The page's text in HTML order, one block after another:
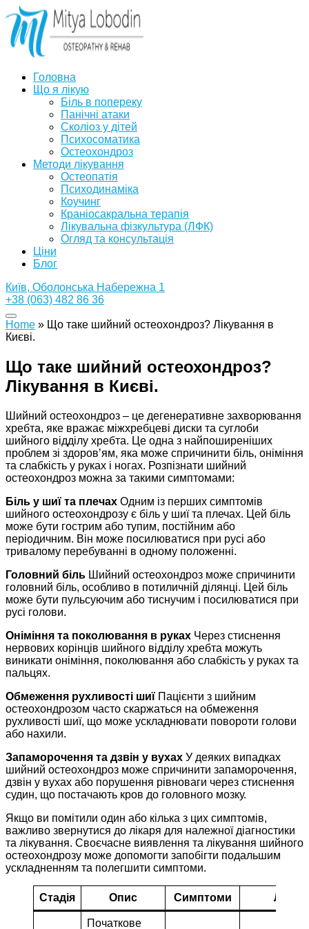
Головна
Що я лікую
Біль в попереку
Панічні атаки
Сколіоз у дітей
Психосоматика
Остеохондроз
Методи лікування
Остеопатія
Психодинаміка
Коучинг
Краніосакральна терапія
Лікувальна фізкультура (ЛФК)
Огляд та консультація
Ціни
Блог
Київ, Оболонська Набережна 1
+38 (063) 482 86 36
Home » Що таке шийний остеохондроз? Лікування в
Києві.
Що таке шийний остеохондроз?
Лікування в Києві.
Шийний остеохондроз – це дегенеративне захворювання
хребта, яке вражає міжхребцеві диски та суглоби
шийного відділу хребта. Це одна з найпоширеніших
проблем зі здоров’ям, яка може спричинити біль, оніміння
та слабкість у руках і ногах. Розпізнати шийний
остеохондроз можна за такими симптомами:
Біль у шиї та плечах Одним із перших симптомів
шийного остеохондрозу є біль у шиї та плечах. Цей біль
може бути гострим або тупим, постійним або
періодичним. Він може посилюватися при русі або
тривалому перебуванні в одному положенні.
Головний біль Шийний остеохондроз може спричинити
головний біль, особливо в потиличній ділянці. Цей біль
може бути пульсуючим або тиснучим і посилюватися при
русі голови.
Оніміння та поколювання в руках Через стиснення
нервових корінців шийного відділу хребта можуть
виникати оніміння, поколювання або слабкість у руках та
пальцях.
Обмеження рухливості шиї Пацієнти з шийним
остеохондрозом часто скаржаться на обмеження
рухливості шиї, що може ускладнювати повороти голови
або нахили.
Запаморочення та дзвін у вухах У деяких випадках
шийний остеохондроз може спричинити запаморочення,
дзвін у вухах або порушення рівноваги через стиснення
судин, що постачають кров до головного мозку.
Якщо ви помітили один або кілька з цих симптомів,
важливо звернутися до лікаря для належної діагностики
та лікування. Своєчасне виявлення та лікування шийного
остеохондрозу може допомогти запобігти подальшим
ускладненням та полегшити симптоми.
Стадія Опис Симптоми
Початкове